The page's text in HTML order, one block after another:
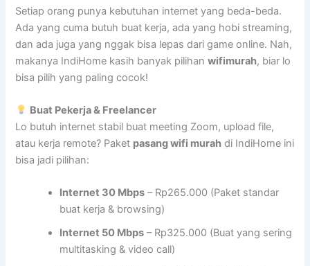
Setiap orang punya kebutuhan internet yang beda-beda.
Ada yang cuma butuh buat kerja, ada yang hobi streaming,
dan ada juga yang nggak bisa lepas dari game online. Nah,
makanya IndiHome kasih banyak pilihanwifimurah, biar lo
bisa pilih yang paling cocok!
Buat Pekerja & Freelancer
Lo butuh internet stabil buat meeting Zoom, upload file,
atau kerja remote? Paket pasang wifi murah di IndiHome ini
bisa jadi pilihan:
Internet 30 Mbps – Rp265.000 (Paket standar
buat kerja & browsing)
Internet 50 Mbps – Rp325.000 (Buat yang sering
multitasking & video call)